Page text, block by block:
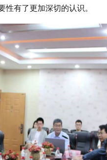
有了更加深切的认识。